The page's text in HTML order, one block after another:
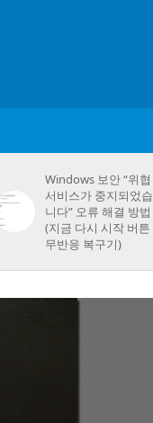
Windows 보안 “위협
서비스가 중지되었습
니다” 오류 해결 방법
(지금 다시 시작 버튼
무반응 복구기)